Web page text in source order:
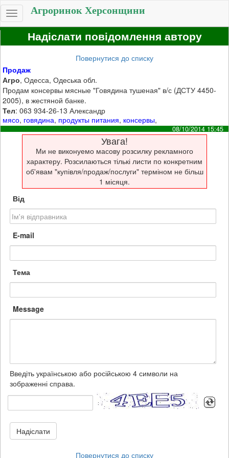
Toggle
navigation
Агроринок Херсонщини
Надіслати повідомлення автору
Повернутися до списку
Продаж
Агро, Одесса, Одеська обл.
Продам консервы мясные "Говядина тушеная" в/с (ДСТУ 4450-
2005), в жестяной банке.
Тел: 063 934-26-13 Александр
мясо, говядина, продукты питания, консервы,
08/10/2014 15:45
Увага!
Ми не виконуемо масову розсилку рекламного
характеру. Розсилаються тількі листи по конкретним
об'явам "купівля/продаж/послуги" терміном не більш
1 місяця.
Від
E-mail
Тема
Message
Введіть українською або російською 4 символи на
зображенні справа.
Надіслати
Повернутися до списку